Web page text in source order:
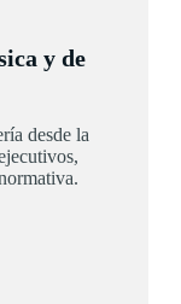
y de
desde la